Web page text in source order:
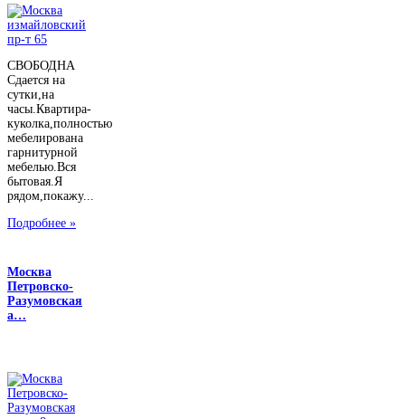
СВОБОДНА
Сдается на
сутки,на
часы.Квартира-
куколка,полностью
мебелирована
гарнитурной
мебелью.Вся
бытовая.Я
рядом,покажу...
Подробнее »
Москва
Петровско-
Разумовская
а…